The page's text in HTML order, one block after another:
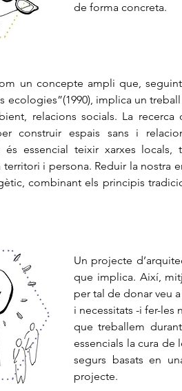
de forma concreta.
un concepte ampli que,
ecologies”(1990), implica un
relacions socials. La recerca
construir espais sans i
essencial teixir xarxes locals,
i persona. Reduir la nostra
combinant els principis
Un projecte
que implica. Així,
per tal de donar veu
i necessitats -i fer-les
que treballem
essencials la cura de
segurs basats en
projecte.